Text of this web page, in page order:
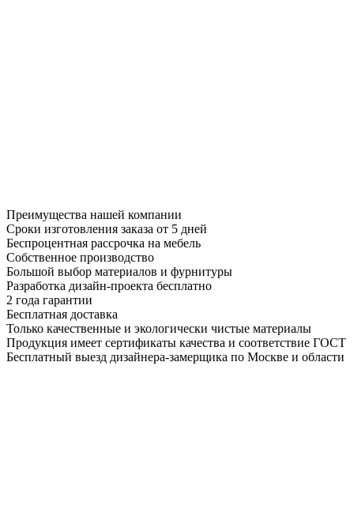
Преимущества нашей компании
Сроки изготовления заказа от 5 дней
Беспроцентная рассрочка на мебель
Собственное производство
Большой выбор материалов и фурнитуры
Разработка дизайн-проекта бесплатно
2 года гарантии
Бесплатная доставка
Только качественные и экологически чистые материалы
Продукция имеет сертификаты качества и соответствие ГОСТ
Бесплатный выезд дизайнера-замерщика по Москве и области